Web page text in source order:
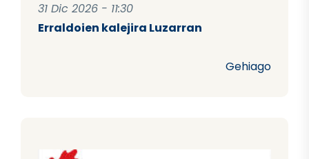
31 Dic 2026 - 11:30
Erraldoien kalejira Luzarran
Gehiago